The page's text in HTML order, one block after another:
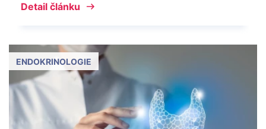
Detail článku
ENDOKRINOLOGIE